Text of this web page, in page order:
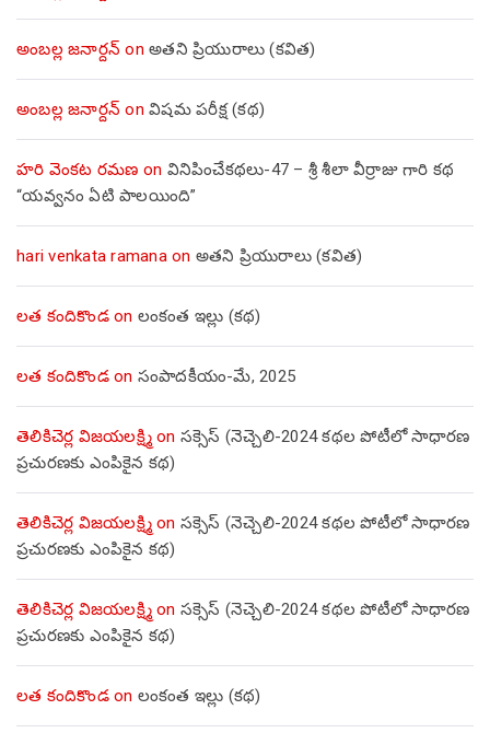
అంబల్ల జనార్దన్ on అతని ప్రియురాలు (కవిత)
అంబల్ల జనార్దన్ on విషమ పరీక్ష (క‌థ‌)
హరి వెంకట రమణ on వినిపించేకథలు-47 – శ్రీ శీలా వీర్రాజు గారి కథ
“యవ్వనం ఏటి పాలయింది”
hari venkata ramanaon అతని ప్రియురాలు (కవిత)
లత కందికొండon లంకంత ఇల్లు (కథ)
లత కందికొండon సంపాదకీయం-మే, 2025
తెలికిచెర్ల విజయలక్ష్మిon సక్సెస్ (నెచ్చెలి-2024 కథల పోటీలో సాధారణ
ప్రచురణకు ఎంపికైన కథ)
తెలికిచెర్ల విజయలక్ష్మిon సక్సెస్ (నెచ్చెలి-2024 కథల పోటీలో సాధారణ
ప్రచురణకు ఎంపికైన కథ)
తెలికిచెర్ల విజయలక్ష్మిon సక్సెస్ (నెచ్చెలి-2024 కథల పోటీలో సాధారణ
ప్రచురణకు ఎంపికైన కథ)
లత కందికొండon లంకంత ఇల్లు (కథ)